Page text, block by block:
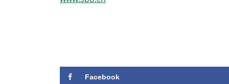
Facebook